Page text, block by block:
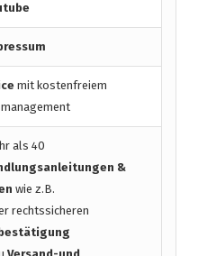
mit kostenfreiem
als 40
&
wie z.B.
rechtssicheren